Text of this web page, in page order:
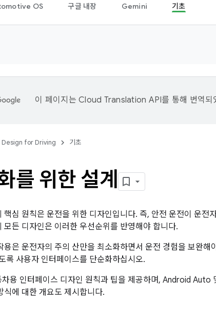
OS 구글 내장 Gemini 기초
이 페이지는 Cloud Translation API를 통해 번역되
Design for Driving 기초
를 위한 설계
핵심 원칙은 운전을 위한 디자인입니다. 즉, 안전 운전이 운전
모든 디자인은 이러한 우선순위를 반영해야 합니다.
용은 운전자의 주의 산만을 최소화하면서 운전 경험을 보완
록 사용자 인터페이스를 단순화하십시오.
차용 인터페이스 디자인 원칙과 팁을 제공하며, Android
식에 대한 개요도 제시합니다.